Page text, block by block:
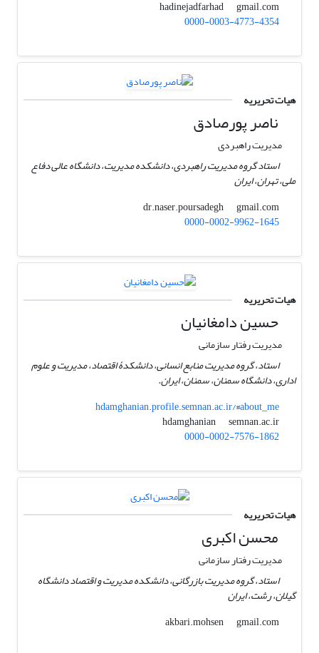
hadinejadfarhad
gmail.com
0000-0003-4773-4354
هیات تحریریه
ناصر پورصادق
مدیریت راهبردی
استاد گروه مدیریت راهبردی، دانشکده مدیریت، دانشگاه عالی دفاع
ملی، تهران، ایران
dr.naser.poursadegh
gmail.com
0000-0002-9962-1645
هیات تحریریه
حسین دامغانیان
مدیریت رفتار سازمانی
استاد، گروه مدیریت منابع انسانی، دانشکدۀ اقتصاد، مدیریت و علوم
اداری، دانشگاه سمنان، سمنان، ایران.
hdamghanian.profile.semnan.ac.ir/#about_me
hdamghanian
semnan.ac.ir
0000-0002-7576-1862
هیات تحریریه
محسن اکبری
مدیریت رفتار سازمانی
استاد، گروه مدیریت بازرگانی، دانشکده مدیریت و اقتصاد دانشگاه
گیلان، رشت، ایران
akbari.mohsen
gmail.com